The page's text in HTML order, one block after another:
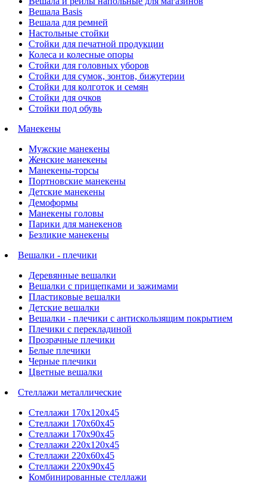
Вешала Basis
Вешала для ремней
Настольные стойки
Стойки для печатной продукции
Колеса и колесные опоры
Стойки для головных уборов
Стойки для сумок, зонтов, бижутерии
Стойки для колготок и семян
Стойки для очков
Стойки под обувь
Манекены
Мужские манекены
Женские манекены
Манекены-торсы
Портновские манекены
Детские манекены
Демоформы
Манекены головы
Парики для манекенов
Безликие манекены
Вешалки - плечики
Деревянные вешалки
Вешалки с прищепками и зажимами
Пластиковые вешалки
Детские вешалки
Вешалки - плечики с антискользящим покрытием
Плечики с перекладиной
Прозрачные плечики
Белые плечики
Черные плечики
Цветные вешалки
Стеллажи металлические
Стеллажи 170х120х45
Стеллажи 170х60х45
Стеллажи 170х90х45
Стеллажи 220х120х45
Стеллажи 220х60х45
Стеллажи 220х90х45
Комбинированные стеллажи